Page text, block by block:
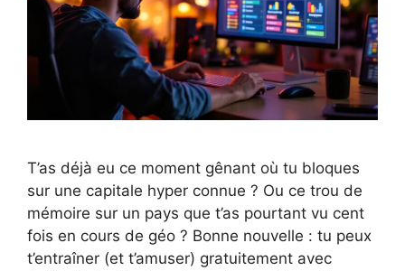
T’as déjà eu ce moment gênant où tu bloques
sur une capitale hyper connue ? Ou ce trou de
mémoire sur un pays que t’as pourtant vu cent
fois en cours de géo ? Bonne nouvelle : tu peux
t’entraîner (et t’amuser) gratuitement avec